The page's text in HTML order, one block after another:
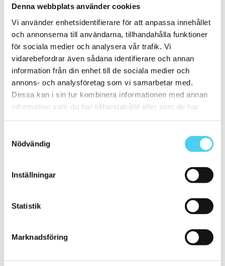
Denna webbplats använder cookies
Vi använder enhetsidentifierare för att anpassa innehållet
och annonserna till användarna, tillhandahålla funktioner
för sociala medier och analysera vår trafik. Vi
vidarebefordrar även sådana identifierare och annan
information från din enhet till de sociala medier och
annons- och analysföretag som vi samarbetar med.
Dessa kan i sin tur kombinera informationen med annan
information som du har tillhandahållit eller som de har
Nödvändig
Inställningar
Statistik
Marknadsföring
Välj en eller flera färger:
0
Filtrera på en Serie
Välj en eller flera serier:
Kho Liang
Sortera
eller gör om din sökning.
Handla kakel, och klinker online. I vår webbshop outlet hittar ni ett
Med över 30 år i branschen är vi experter på allt inom kakel och
klinker.
Kakel & klinker